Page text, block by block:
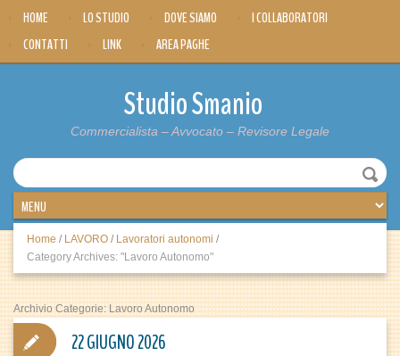
HOME LO STUDIO DOVE SIAMO
I COLLABORATORI
CONTATTI
LINK AREA PAGHE
Studio Smanio
Commercialista – Avvocato – Revisore Legale
Home / LAVORO / Lavoratori autonomi /
Category Archives: "Lavoro Autonomo"
Archivio Categorie: Lavoro Autonomo
22 GIUGNO 2026